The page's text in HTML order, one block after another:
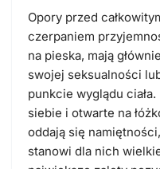
Opory przed
czerpaniem
na pieska, mają
swojej seksualności
punkcie wyglądu
siebie i otwarte na
oddają się
stanowi dla nich